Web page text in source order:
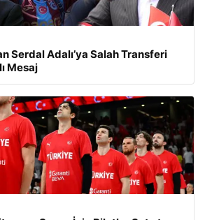
Serdal Adalı’ya Salah Transferi
Mesaj